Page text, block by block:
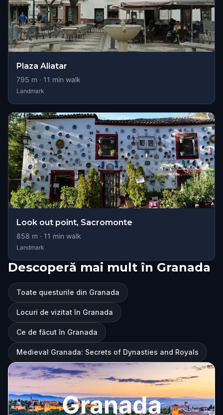
Plaza Aliatar
795 m · 11 min walk
Landmark
Look out point, Sacromonte
858 m · 11 min walk
Landmark
Descoperă mai mult în Granada
Toate questurile din Granada
Locuri de vizitat în Granada
Ce de făcut în Granada
Medieval Granada: Secrets of Dynasties and Royals
Granada